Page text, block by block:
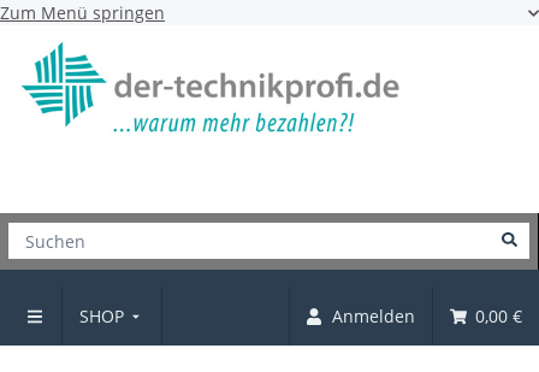
Zum Menü springen
SHOP Anmelden 0,00 €
Kabeldurchlass